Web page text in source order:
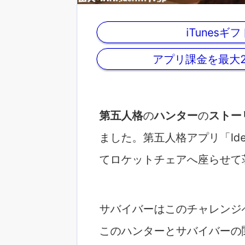
iTunesギフ
アプリ課金を最大
第五人格のハンターのストー
ました。第五人格アプリ「
てロケットチェアへ座らせ
サバイバーはこのチャレン
このハンターとサバイバー